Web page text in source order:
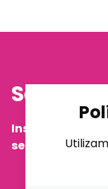
Inscripciones
septiembre de